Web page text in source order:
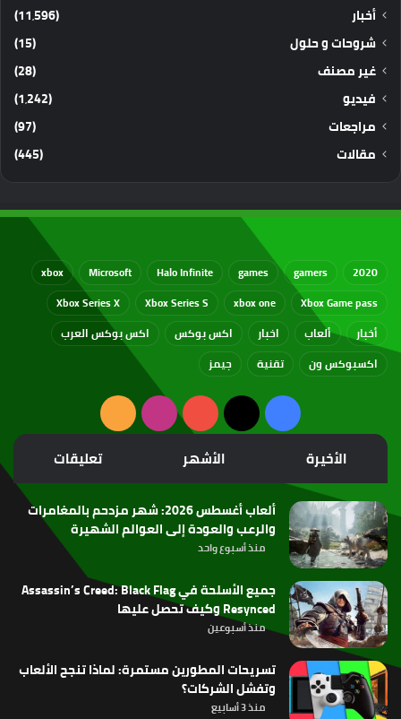
أخبار
(11٬596)
شروحات و حلول
(15)
غير مصنف
(28)
فيديو
(1٬242)
مراجعات
(97)
مقالات
(445)
2020
gamers
games
Halo Infinite
Microsoft
xbox
Xbox Game pass
xbox one
Xbox Series S
Xbox Series X
أخبار
ألعاب اخبار اكس بوكس
اكس بوكس العرب
اكسبوكس ون
تقنية جيمز
فيسبوك
‫X
‫YouTubeانستقرامملخص
الموقع
RSS
الأخيرة الأشهر تعليقات
ألعاب أغسطس 2026: شهر مزدحم بالمغامرات
والرعب والعودة إلى العوالم الشهيرة
منذ أسبوع واحد
جميع الأسلحة في Assassin’s Creed: Black Flag
Resynced وكيف تحصل عليها
منذ أسبوعين
تسريحات المطورين مستمرة: لماذا تنجح الألعاب
وتفشل الشركات؟
منذ 3 أسابيع